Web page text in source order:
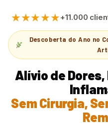
★★★★★+11.000
Descoberta do Ano no
Alívio de
Sem Cirurgia,